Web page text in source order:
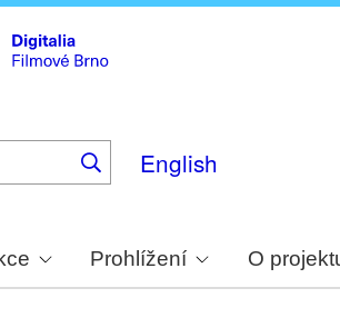
English
Prohlížení O